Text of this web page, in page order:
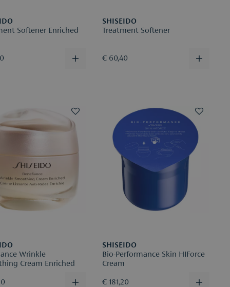
Softener Enriched
SHISEIDO
Treatment Softener
€ 60,40
Wrinkle
Cream Enriched
SHISEIDO
Bio-Performance Skin HIForce
Cream
€ 181,20